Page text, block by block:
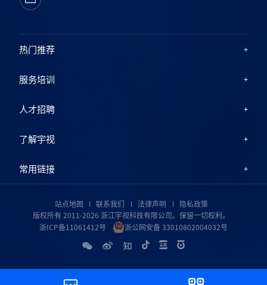
热门推荐
服务培训
人才招聘
了解宇视
常用链接
站点地图 联系我们 法律声明
隐私政策
版权所有 2011-2026 浙江宇视科技有限公司。保留一切权利。
浙ICP备11061412号
浙公网安备 33010802004032号